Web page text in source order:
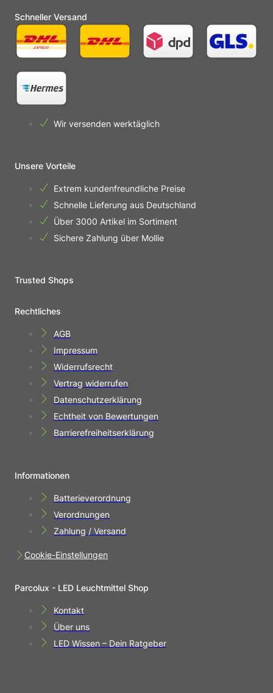
Schneller Versand
Wir versenden werktäglich
Unsere Vorteile
Extrem kundenfreundliche Preise
Schnelle Lieferung aus Deutschland
Über 3000 Artikel im Sortiment
Sichere Zahlung über Mollie
Trusted Shops
Rechtliches
AGB
Impressum
Widerrufsrecht
Vertrag widerrufen
Datenschutzerklärung
Echtheit von Bewertungen
Barrierefreiheitserklärung
Informationen
Batterieverordnung
Verordnungen
Zahlung / Versand
Cookie-Einstellungen
Parcolux - LED Leuchtmittel Shop
Kontakt
Über uns
LED Wissen – Dein Ratgeber